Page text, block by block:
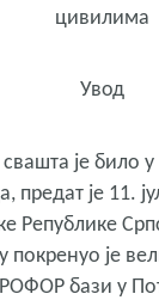
цивилима
Увод
је било
предат је 11.
Републике
покренуо је
бази у